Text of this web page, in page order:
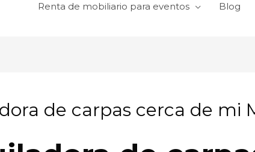
Renta de mobiliario para eventos Blog
de carpas cerca de mi